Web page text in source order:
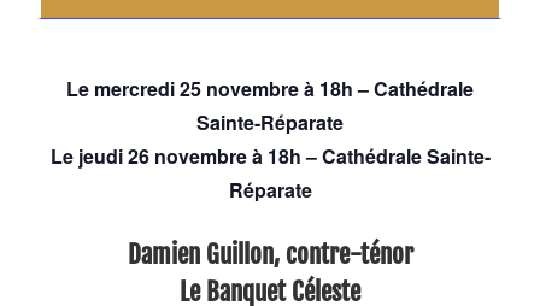
Le mercredi 25 novembre à 18h – Cathédrale
Sainte-Réparate
Le jeudi 26 novembre à 18h – Cathédrale Sainte-
Réparate
Damien Guillon, contre-ténor
Le Banquet Céleste